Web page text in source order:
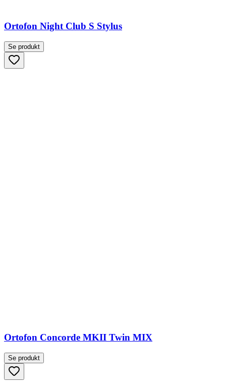
Ortofon Night Club S Stylus
Se produkt
Ortofon Concorde MKII Twin MIX
Se produkt